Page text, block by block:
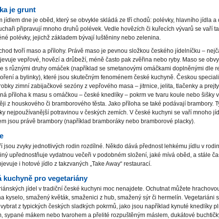
je grunt
jídlem dne je oběd, který se obvykle skládá ze tří chodů: polévky, hlavního jídla a
připravují mnoho druhů polévek. Vedle hovězích či kuřecích vývarů se vaří
polévky, jejichž základem bývají luštěniny nebo zelenina.
tvoří maso a přílohy. Právě maso je pevnou složkou českého jídelníčku –
vepřové, hovězí a drůbeží, méně často pak zvěřina nebo ryby. Maso se
s různými druhy omáček (například se smetanovými omáčkami doplněnými dle
a bylinky), které jsou skutečným fenoménem české kuchyně. Českou
zimní zabijačkové sezóny z vepřového masa – jitrnice, jelita, tlačenky a
příloha k masu s omáčkou – české knedlíky – pokrm ve tvaru koule nebo šišky
z houskového či bramborového těsta. Jako příloha se také podávají brambory.
nejpoužívanější potravinou v českých zemích. V české kuchyni se vaří mnoho
jsou právě brambory (například bramboráky nebo bramborové placky).
jsou zvyky jednotlivých rodin rozdílné. Někdo dává přednost lehkému jídlu v
upřednostňuje vydatnou večeři v podobném složení, jaké mívá oběd, a stále
i hotové jídlo z takzvaných „Take Away“ restaurací.
kuchyně pro vegetariány
jídel v tradiční české kuchyni moc nenajdete. Ochutnat můžete
kyselo, smažený květák, smaženici z hub, smažený sýr či hermelín. Vegetariáni
z typických českých sladkých pokrmů, jako jsou například kynuté knedlíky
sypané mákem nebo tvarohem a přelité rozpuštěným máslem, dukátové